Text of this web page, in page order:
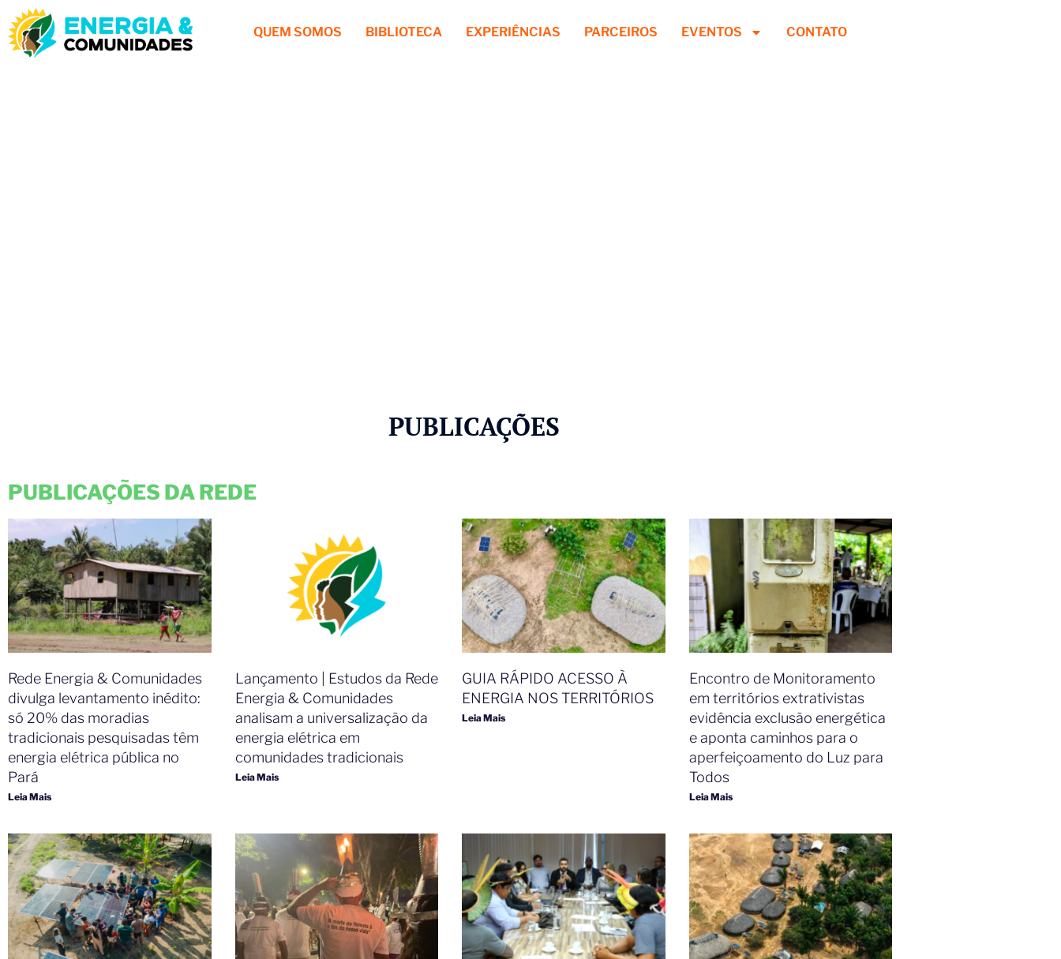
QUEM SOMOS BIBLIOTECA EXPERIÊNCIAS PARCEIROS EVENTOS CONTATO
PUBLICAÇÕES
PUBLICAÇÕES DA REDE
Rede Energia & Comunidades
divulga levantamento inédito:
só 20% das moradias
tradicionais pesquisadas têm
energia elétrica pública no
Pará
Leia Mais
Lançamento | Estudos da Rede
Energia & Comunidades
analisam a universalização da
energia elétrica em
comunidades tradicionais​
Leia Mais
GUIA RÁPIDO ACESSO À
ENERGIA NOS TERRITÓRIOS​
Leia Mais
Encontro de Monitoramento
em territórios extrativistas
evidência exclusão energética
e aponta caminhos para o
aperfeiçoamento do Luz para
Todos
Leia Mais